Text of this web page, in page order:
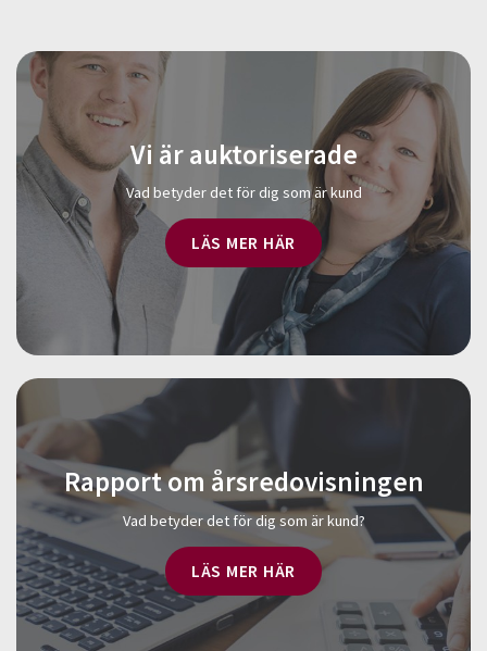
Vi är auktoriserade
Vad betyder det för dig som är kund
LÄS MER HÄR
Rapport om årsredovisningen
Vad betyder det för dig som är kund?
LÄS MER HÄR